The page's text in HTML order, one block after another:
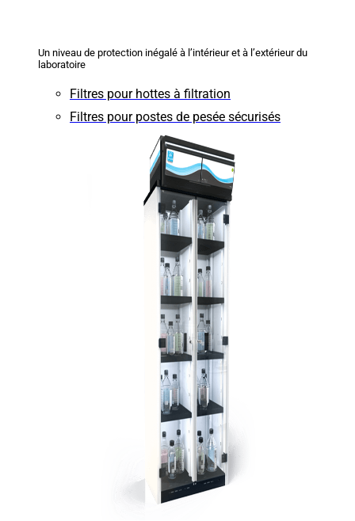
Un niveau de protection inégalé à l’intérieur et à l’extérieur du
laboratoire
Filtres pour hottes à filtration
Filtres pour postes de pesée sécurisés